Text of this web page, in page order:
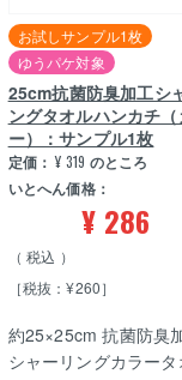
お試しサンプル1枚
ゆうパケ対象
25cm抗菌防臭加工シ
ングタオルハンカチ（
ー）：サンプル1枚
定価： ¥ 319 のところ
いとへん価格：
¥ 286
税込
［税抜：¥260］
約25×25cm 抗菌防臭
シャーリングカラー